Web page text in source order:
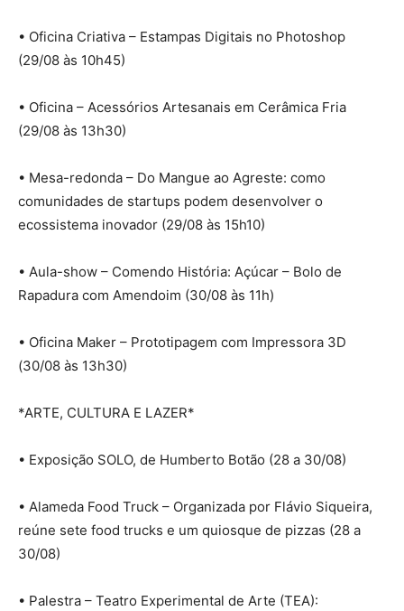
• Oficina Criativa – Estampas Digitais no Photoshop
(29/08 às 10h45)
• Oficina – Acessórios Artesanais em Cerâmica Fria
(29/08 às 13h30)
• Mesa-redonda – Do Mangue ao Agreste: como
comunidades de startups podem desenvolver o
ecossistema inovador (29/08 às 15h10)
• Aula-show – Comendo História: Açúcar – Bolo de
Rapadura com Amendoim (30/08 às 11h)
• Oficina Maker – Prototipagem com Impressora 3D
(30/08 às 13h30)
*ARTE, CULTURA E LAZER*
• Exposição SOLO, de Humberto Botão (28 a 30/08)
• Alameda Food Truck – Organizada por Flávio Siqueira,
reúne sete food trucks e um quiosque de pizzas (28 a
30/08)
• Palestra – Teatro Experimental de Arte (TEA):